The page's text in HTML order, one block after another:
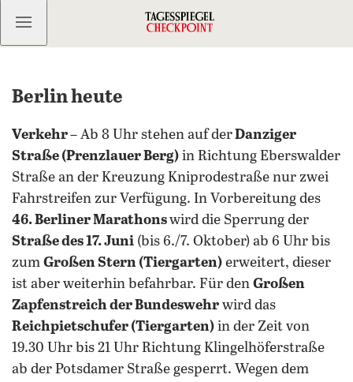
Kostenlos anmelden
Berlin heute
Verkehr – Ab 8 Uhr stehen auf derDanziger
Straße (Prenzlauer Berg) in Richtung Eberswalder
Straße an der Kreuzung Kniprodestraße nur zwei
Fahrstreifen zur Verfügung. In Vorbereitung des
46. Berliner Marathonswird die Sperrung der
Straße des 17. Juni (bis 6./7. Oktober) ab 6 Uhr bis
zum Großen Stern (Tiergarten) erweitert, dieser
ist aber weiterhin befahrbar. Für den Großen
Zapfenstreich der Bundeswehr wird das
Reichpietschufer (Tiergarten) in der Zeit von
19.30 Uhr bis 21 Uhr Richtung Klingelhöferstraße
ab der Potsdamer Straße gesperrt. Wegen dem